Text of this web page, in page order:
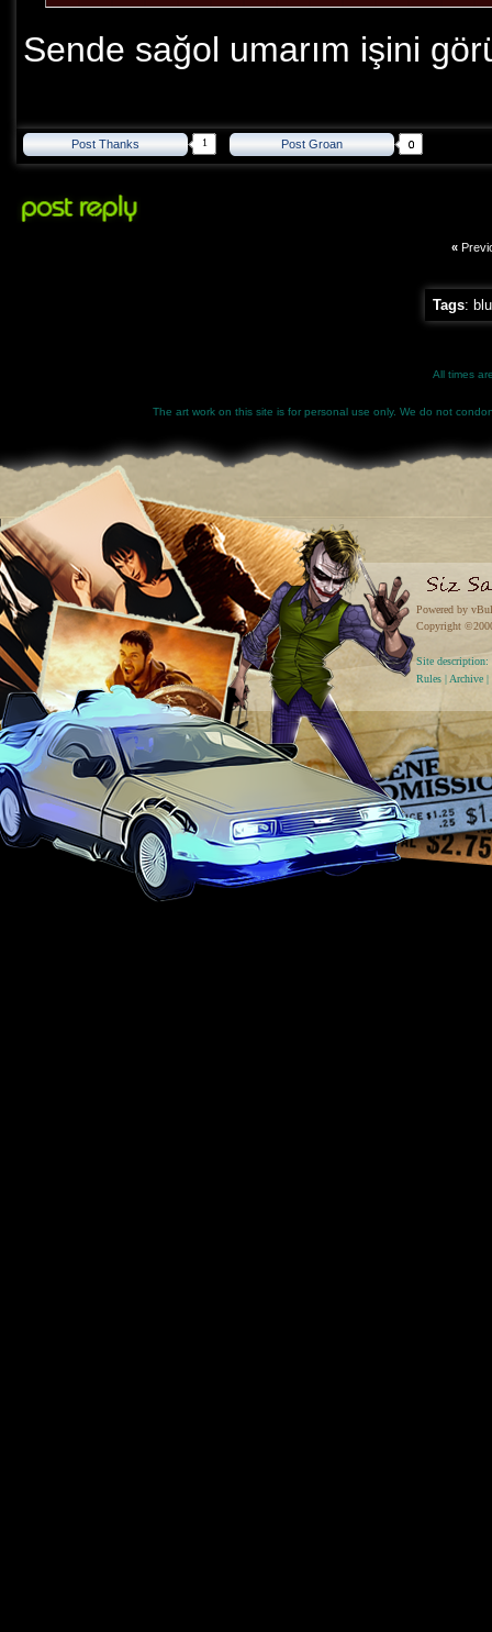
Sende sağol umarım işini
Post Thanks 1 Post Groan
«
Tags:
All times
The art work on this site is for personal use only. We do not
Powered by
Copyright
Site
Rules | Archive |